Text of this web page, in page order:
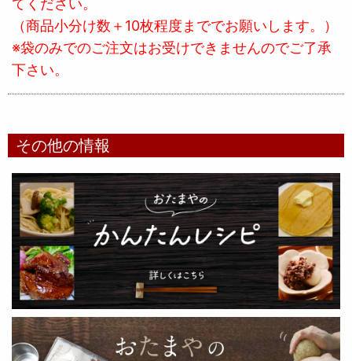
てください。
（商品小分け数＋10枚程度まででお願いします。）
※袋のみでのご注文はお受けできませんのでご了承
下さい。
その他の情報